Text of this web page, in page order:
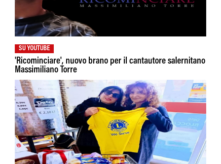
SU YOUTUBE
'Ricominciare', nuovo brano per il cantautore salernitano
Massimiliano Torre